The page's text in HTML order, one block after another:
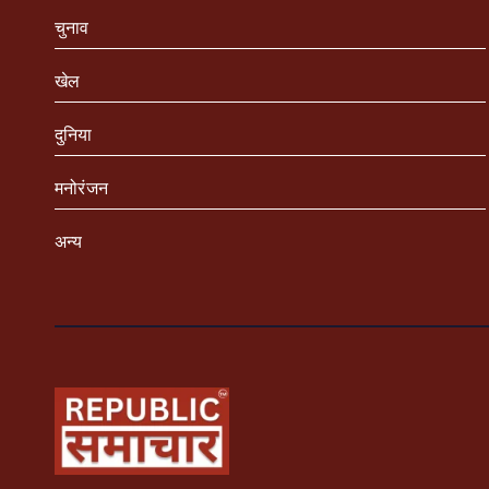
चुनाव
खेल
दुनिया
मनोरंजन
अन्य